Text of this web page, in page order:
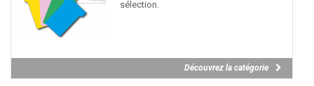
sélection.
Découvrez la catégorie